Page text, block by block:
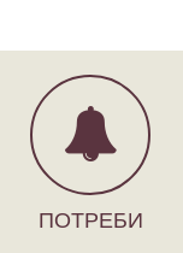
ПОТРЕБИ